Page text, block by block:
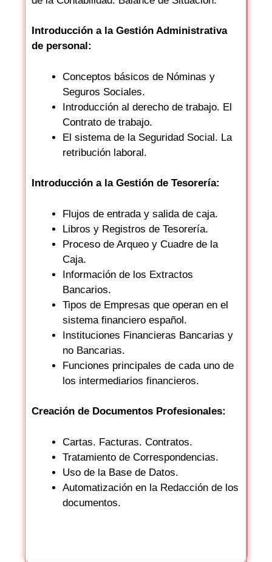
Introducción a la Gestión Administrativa
de personal:
Conceptos básicos de Nóminas y
Seguros Sociales.
Introducción al derecho de trabajo. El
Contrato de trabajo.
El sistema de la Seguridad Social. La
retribución laboral.
Introducción a la Gestión de Tesorería:
Flujos de entrada y salida de caja.
Libros y Registros de Tesorería.
Proceso de Arqueo y Cuadre de la
Caja.
Información de los Extractos
Bancarios.
Tipos de Empresas que operan en el
sistema financiero español.
Instituciones Financieras Bancarias y
no Bancarias.
Funciones principales de cada uno de
los intermediarios financieros.
Creación de Documentos Profesionales:
Cartas. Facturas. Contratos.
Tratamiento de Correspondencias.
Uso de la Base de Datos.
Automatización en la Redacción de los
documentos.